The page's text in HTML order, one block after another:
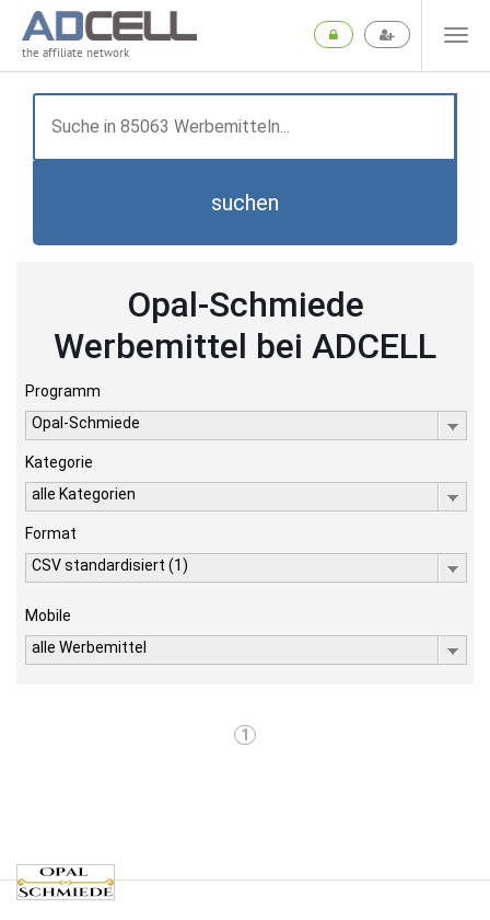
the affiliate network
suchen
Opal-Schmiede
Werbemittel bei ADCELL
Programm
Opal-Schmiede
Kategorie
alle Kategorien
Format
CSV standardisiert (1)
Mobile
alle Werbemittel
1